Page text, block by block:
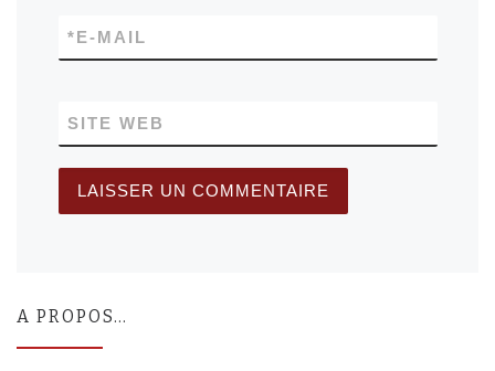
E-MAIL
*
SITE WEB
A PROPOS…